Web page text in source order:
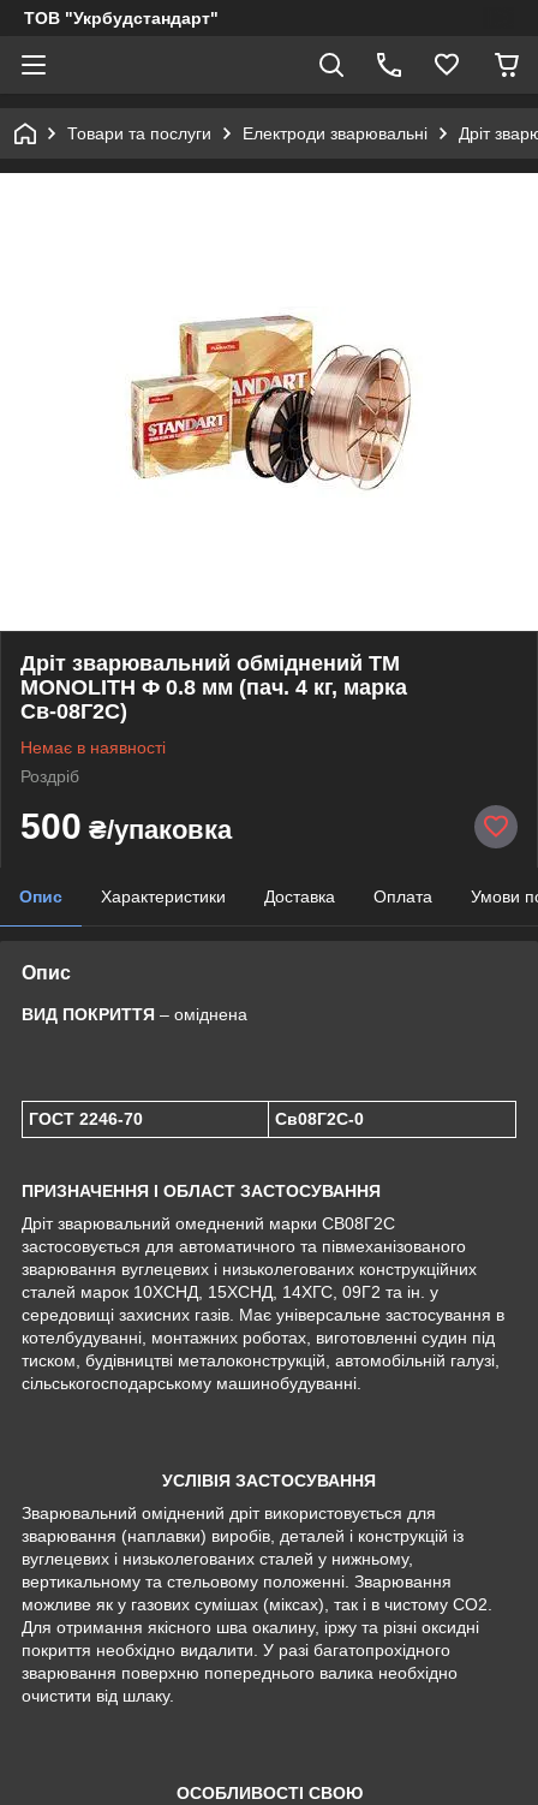
ТОВ "Укрбудстандарт"
Товари та послуги Електроди зварювальні Дріт
Дріт зварювальний обміднений ТМ
MONOLITH Ф 0.8 мм (пач. 4 кг, марка
Св-08Г2С)
Немає в наявності
Роздріб
500 ₴/упаковка
Опис Характеристики Доставка Оплата Умови
Опис
ВИД ПОКРИТТЯ – оміднена
ГОСТ 2246-70 Св08Г2С-0
ПРИЗНАЧЕННЯ І ОБЛАСТ ЗАСТОСУВАННЯ
Дріт зварювальний омеднений марки CB08Г2С
застосовується для автоматичного та півмеханізованого
зварювання вуглецевих і низьколегованих конструкційних
сталей марок 10ХСНД, 15ХСНД, 14ХГС, 09Г2 та ін. у
середовищі захисних газів. Має універсальне застосування в
котелбудуванні, монтажних роботах, виготовленні судин під
тиском, будівництві металоконструкцій, автомобільній галузі,
сільськогосподарському машинобудуванні.
УСЛІВІЯ ЗАСТОСУВАННЯ
Зварювальний оміднений дріт використовується для
зварювання (наплавки) виробів, деталей і конструкцій із
вуглецевих і низьколегованих сталей у нижньому,
вертикальному та стельовому положенні. Зварювання
можливе як у газових сумішах (міксах), так і в чистому СО2.
Для отримання якісного шва окалину, іржу та різні оксидні
покриття необхідно видалити. У разі багатопрохідного
зварювання поверхню попереднього валика необхідно
очистити від шлаку.
ОСОБЛИВОСТІ СВОЮ